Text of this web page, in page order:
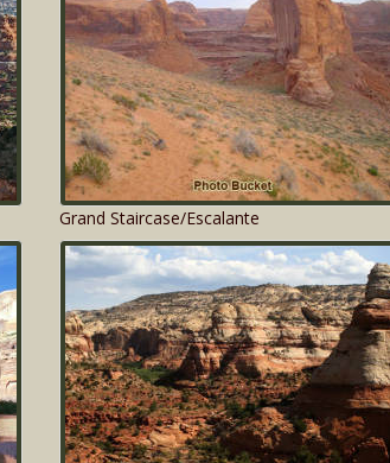
Grand Staircase/Escalante